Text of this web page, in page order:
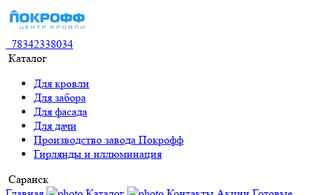
78342338034
Каталог
Для кровли
Для забора
Для фасада
Для дачи
Производство завода Покрофф
Гирлянды и иллюминация
Саранск